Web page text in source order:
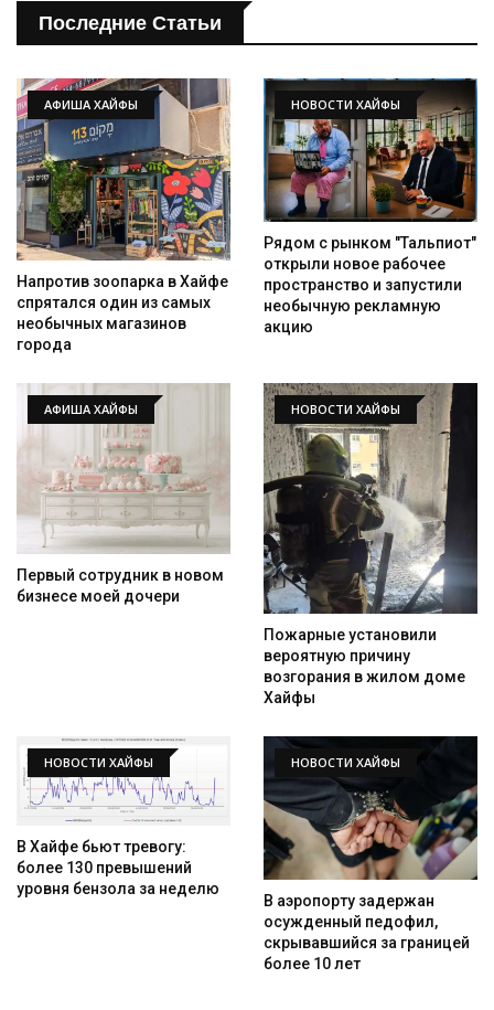
Последние Статьи
АФИША ХАЙФЫ
Напротив зоопарка в Хайфе
спрятался один из самых
необычных магазинов
города
НОВОСТИ ХАЙФЫ
Рядом с рынком "Тальпиот"
открыли новое рабочее
пространство и запустили
необычную рекламную
акцию
АФИША ХАЙФЫ
Первый сотрудник в новом
бизнесе моей дочери
НОВОСТИ ХАЙФЫ
Пожарные установили
вероятную причину
возгорания в жилом доме
Хайфы
НОВОСТИ ХАЙФЫ
В Хайфе бьют тревогу:
более 130 превышений
уровня бензола за неделю
НОВОСТИ ХАЙФЫ
В аэропорту задержан
осужденный педофил,
скрывавшийся за границей
более 10 лет